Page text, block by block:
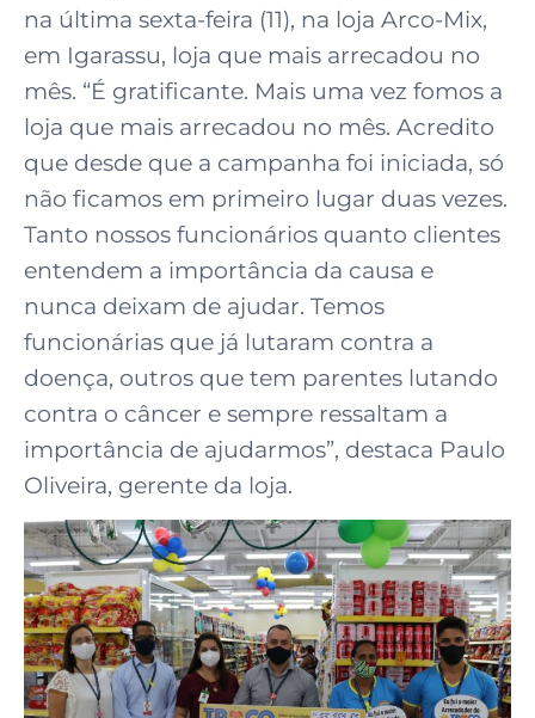
na última sexta-feira (11), na loja Arco-Mix,
em Igarassu, loja que mais arrecadou no
mês. “É gratificante. Mais uma vez fomos a
loja que mais arrecadou no mês. Acredito
que desde que a campanha foi iniciada, só
não ficamos em primeiro lugar duas vezes.
Tanto nossos funcionários quanto clientes
entendem a importância da causa e
nunca deixam de ajudar. Temos
funcionárias que já lutaram contra a
doença, outros que tem parentes lutando
contra o câncer e sempre ressaltam a
importância de ajudarmos”, destaca Paulo
Oliveira, gerente da loja.⠀